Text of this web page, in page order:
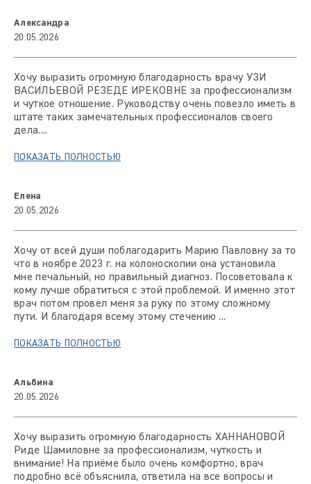
Александра
20.05.2026
Хочу выразить огромную благодарность врачу УЗИ
ВАСИЛЬЕВОЙ РЕЗЕДЕ ИРЕКОВНЕ за профессионализм
и чуткое отношение. Руководству очень повезло иметь в
штате таких замечательных профессионалов своего
дела....
ПОКАЗАТЬ ПОЛНОСТЬЮ
Елена
20.05.2026
Хочу от всей души поблагодарить Марию Павловну за то
что в ноябре 2023 г. на колоноскопии она установила
мне печальный, но правильный диагноз. Посоветовала к
кому лучше обратиться с этой проблемой. И именно этот
врач потом провел меня за руку по этому сложному
пути. И благодаря всему этому стечению ...
ПОКАЗАТЬ ПОЛНОСТЬЮ
Альбина
20.05.2026
Хочу выразить огромную благодарность ХАННАНОВОЙ
Риде Шамиловне за профессионализм, чуткость и
внимание! На приёме было очень комфортно, врач
подробно всё объяснила, ответила на все вопросы и